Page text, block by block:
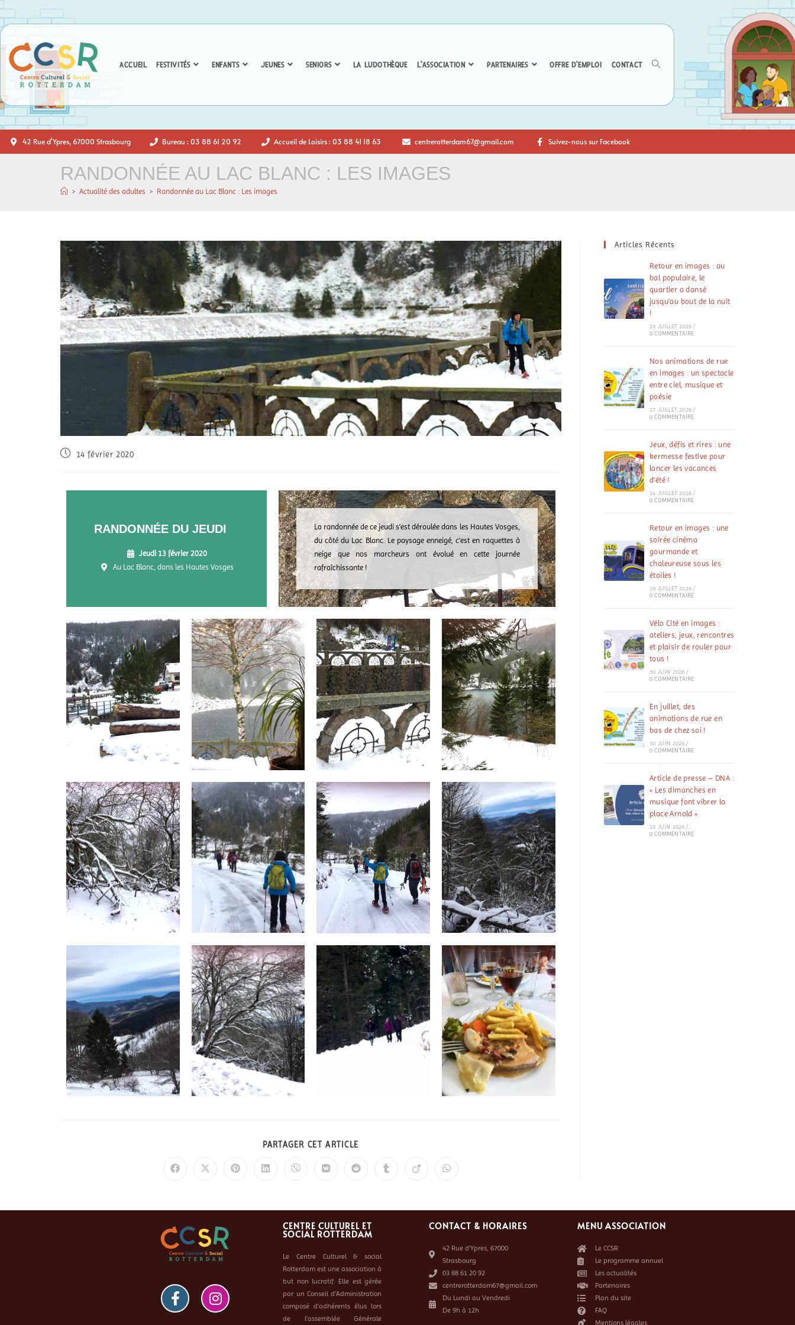
ACCUEIL FESTIVITÉS ENFANTS JEUNES SENIORS LA LUDOTHÈQUE L’ASSOCIATION PARTENAIRES OFFRE D’EMPLOI CONTACT
42 Rue d'Ypres, 67000 Strasbourg Bureau : 03 88 61 20 92 Accueil de Loisirs : 03 88 41 18 63 centrerotterdam67@gmail.com Suivez-nous sur Facebook
RANDONNÉE AU LAC BLANC : LES IMAGES
> Actualité des adultes > Randonnée au Lac Blanc : Les images
14 février 2020
RANDONNÉE DU JEUDI
Jeudi 13 février 2020
Au Lac Blanc, dans les Hautes Vosges
La randonnée de ce jeudi s’est déroulée dans les Hautes Vosges,
du côté du Lac Blanc. Le paysage enneigé, c’est en raquettes à
neige que nos marcheurs ont évolué en cette journée
rafraîchissante !
PARTAGER CET ARTICLE
Articles Récents
Retour en images : au
bal populaire, le
quartier a dansé
jusqu’au bout de la nuit
!
29 JUILLET 2026 /
0 COMMENTAIRE
Nos animations de rue
en images : un spectacle
entre ciel, musique et
poésie
27 JUILLET 2026 /
0 COMMENTAIRE
Jeux, défis et rires : une
kermesse festive pour
lancer les vacances
d’été !
24 JUILLET 2026 /
0 COMMENTAIRE
Retour en images : une
soirée cinéma
gourmande et
chaleureuse sous les
étoiles !
10 JUILLET 2026 /
0 COMMENTAIRE
Vélo Cité en images :
ateliers, jeux, rencontres
et plaisir de rouler pour
tous !
30 JUIN 2026 /
0 COMMENTAIRE
En juillet, des
animations de rue en
bas de chez soi !
30 JUIN 2026 /
0 COMMENTAIRE
Article de presse – DNA :
« Les dimanches en
musique font vibrer la
place Arnold »
19 JUIN 2026 /
0 COMMENTAIRE
CENTRE CULTUREL ET
SOCIAL ROTTERDAM
Le Centre Culturel & social
Rotterdam est une association à
but non lucratif. Elle est gérée
par un Conseil d’Administration
composé d’adhérents élus lors
de l’assemblée Générale
CONTACT & HORAIRES
42 Rue d’Ypres, 67000
Strasbourg
03 88 61 20 92
centrerotterdam67@gmail.com
Du Lundi au Vendredi
De 9h à 12h
MENU ASSOCIATION
Le CCSR
Le programme annuel
Les actualités
Partenaires
Plan du site
FAQ
Mentions légales